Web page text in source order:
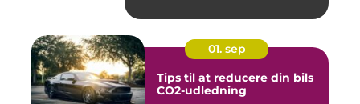
01. sep
Tips til at reducere din bils
CO2-udledning